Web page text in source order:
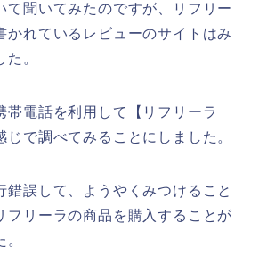
て聞いてみたのですが、リフリー
かれているレビューのサイトはみ
。
帯電話を利用して【リフリーラ
じで調べてみることにしました。
錯誤して、ようやくみつけること
フリーラの商品を購入することが